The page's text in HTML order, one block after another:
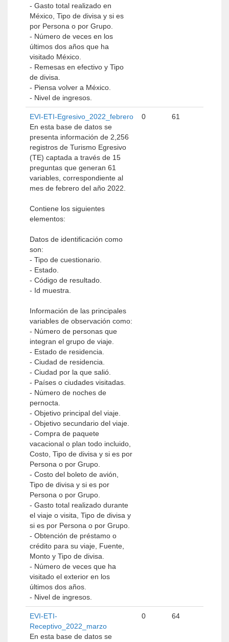
- Gasto total realizado en
México, Tipo de divisa y si es
por Persona o por Grupo.
- Número de veces en los
últimos dos años que ha
visitado México.
- Remesas en efectivo y Tipo
de divisa.
- Piensa volver a México.
- Nivel de ingresos.
EVI-ETI-Egresivo_2022_febrero
En esta base de datos se
presenta información de 2,256
registros de Turismo Egresivo
(TE) captada a través de 15
preguntas que generan 61
variables, correspondiente al
mes de febrero del año 2022.
Contiene los siguientes
elementos:
Datos de identificación como
son:
- Tipo de cuestionario.
- Estado.
- Código de resultado.
- Id muestra.
Información de las principales
variables de observación como:
- Número de personas que
integran el grupo de viaje.
- Estado de residencia.
- Ciudad de residencia.
- Ciudad por la que salió.
- Países o ciudades visitadas.
- Número de noches de
pernocta.
- Objetivo principal del viaje.
- Objetivo secundario del viaje.
- Compra de paquete
vacacional o plan todo incluido,
Costo, Tipo de divisa y si es por
Persona o por Grupo.
- Costo del boleto de avión,
Tipo de divisa y si es por
Persona o por Grupo.
- Gasto total realizado durante
el viaje o visita, Tipo de divisa y
si es por Persona o por Grupo.
- Obtención de préstamo o
crédito para su viaje, Fuente,
Monto y Tipo de divisa.
- Número de veces que ha
visitado el exterior en los
últimos dos años.
- Nivel de ingresos.
0 61
EVI-ETI-
Receptivo_2022_marzo
En esta base de datos se
0 64